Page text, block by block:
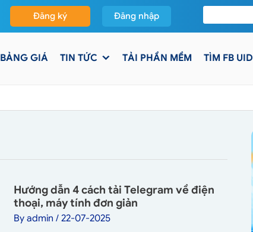
Đăng ký Đăng nhập
BẢNG GIÁ TIN TỨC TẢI PHẦN MỀM TÌM FB UID
Hướng dẫn 4 cách tải Telegram về điện
thoại, máy tính đơn giản
By admin / 22-07-2025